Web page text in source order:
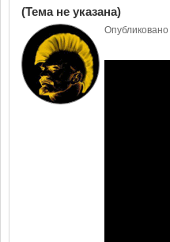
(Тема не указана)
Опубликовано